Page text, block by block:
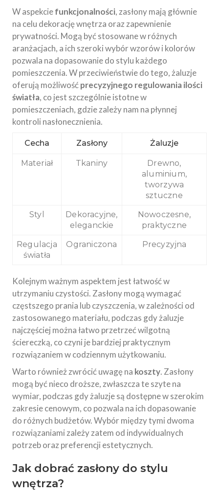
W aspekciefunkcjonalności, zasłony mają głównie
na celu dekorację wnętrza oraz zapewnienie
prywatności. Mogą być stosowane w różnych
aranżacjach, a ich szeroki wybór wzorów i kolorów
pozwala na dopasowanie do stylu każdego
pomieszczenia. W przeciwieństwie do tego, żaluzje
oferują możliwośćprecyzyjnego regulowania ilości
światła, co jest szczególnie istotne w
pomieszczeniach, gdzie zależy nam na płynnej
kontroli nasłonecznienia.
Cecha Zasłony Żaluzje
Materiał Tkaniny
Drewno,
aluminium,
tworzywa
sztuczne
Styl
Dekoracyjne,
eleganckie
Nowoczesne,
praktyczne
Regulacja
światła
Ograniczona Precyzyjna
Kolejnym ważnym aspektem jest łatwość w
utrzymaniu czystości. Zasłony mogą wymagać
częstszego prania lub czyszczenia, w zależności od
zastosowanego materiału, podczas gdy żaluzje
najczęściej można łatwo przetrzeć wilgotną
ściereczką, co czyni je bardziej praktycznym
rozwiązaniem w codziennym użytkowaniu.
Warto również zwrócić uwagę na koszty. Zasłony
mogą być nieco droższe, zwłaszcza te szyte na
wymiar, podczas gdy żaluzje są dostępne w szerokim
zakresie cenowym, co pozwala na ich dopasowanie
do różnych budżetów. Wybór między tymi dwoma
rozwiązaniami zależy zatem od indywidualnych
potrzeb oraz preferencji estetycznych.
Jak dobrać zasłony do stylu
wnętrza?